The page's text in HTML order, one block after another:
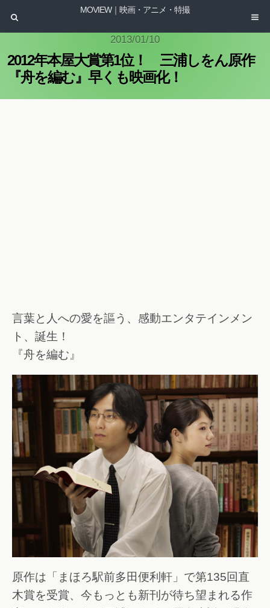
MOVIEW｜映画・アニメ・特撮
2013/01/10
2012年本屋大賞第1位！ 三浦しをん原作
『舟を編む』早くも映画化！
言葉と人への愛を謳う、感動エンタテインメン
ト、誕生！
『舟を編む』
原作は「まほろ駅前多田便利軒」で第135回直
木賞を受賞、今もっとも新刊が待ち望まれる作